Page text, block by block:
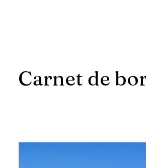
Carnet de